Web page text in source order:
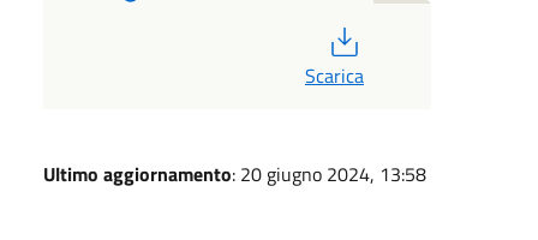
Scarica
Ultimo aggiornamento: 20 giugno 2024, 13:58